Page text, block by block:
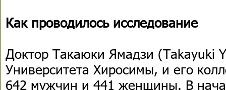
Как проводилось исследование
Доктор Такаюки Ямадзи (Takayuki
Университета Хиросимы, и его
642 мужчин и 441 женщины. В